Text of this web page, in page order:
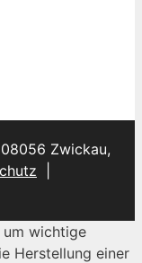
Zwickau,
um wichtige
Herstellung einer